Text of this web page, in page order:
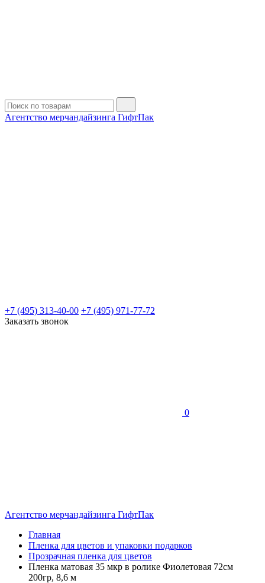
Агентство мерчандайзинга ГифтПак
+7 (495) 313-40-00 +7 (495) 971-77-72
Заказать звонок
0
Агентство мерчандайзинга ГифтПак
Главная
Пленка для цветов и упаковки подарков
Прозрачная пленка для цветов
Пленка матовая 35 мкр в ролике Фиолетовая 72см
200гр, 8,6 м